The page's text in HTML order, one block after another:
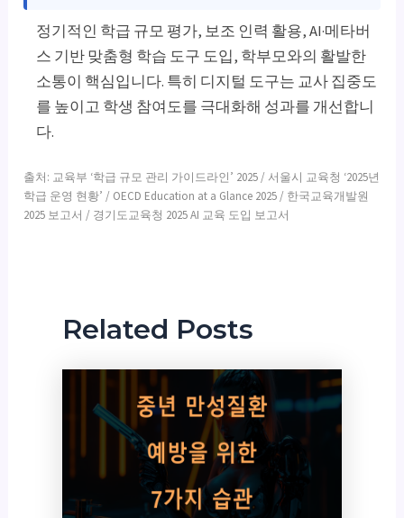
정기적인 학급 규모 평가, 보조 인력 활용, AI·메타버
스 기반 맞춤형 학습 도구 도입, 학부모와의 활발한
소통이 핵심입니다. 특히 디지털 도구는 교사 집중도
를 높이고 학생 참여도를 극대화해 성과를 개선합니
다.
출처: 교육부 ‘학급 규모 관리 가이드라인’ 2025 / 서울시 교육청 ‘2025년
학급 운영 현황’ / OECD Education at a Glance 2025 / 한국교육개발원
2025 보고서 / 경기도교육청 2025 AI 교육 도입 보고서
Related Posts